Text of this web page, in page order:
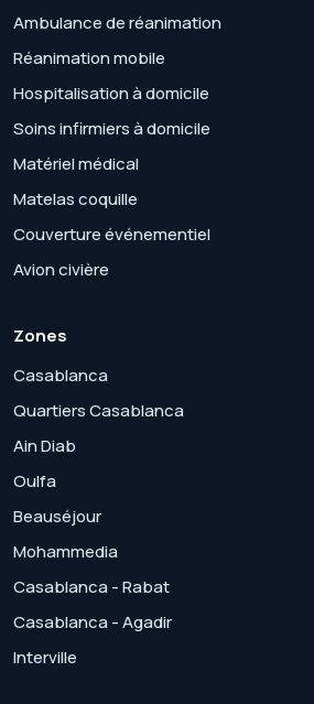
Ambulance de réanimation
Réanimation mobile
Hospitalisation à domicile
Soins infirmiers à domicile
Matériel médical
Matelas coquille
Couverture événementiel
Avion civière
Zones
Casablanca
Quartiers Casablanca
Ain Diab
Oulfa
Beauséjour
Mohammedia
Casablanca - Rabat
Casablanca - Agadir
Interville